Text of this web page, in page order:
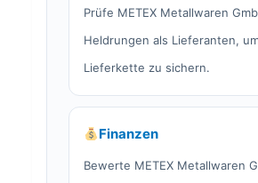
Prüfe METEX Metallwaren
Heldrungen als Lieferanten,
Lieferkette zu sichern.
Finanzen
Bewerte METEX Metallwaren